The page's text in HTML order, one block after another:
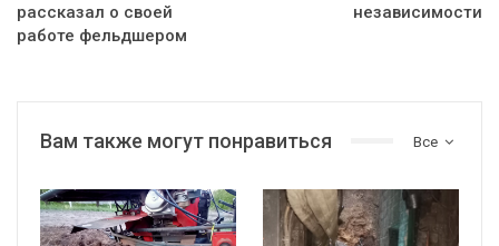
рассказал о своей
работе фельдшером
независимости
Все
Вам также могут понравиться